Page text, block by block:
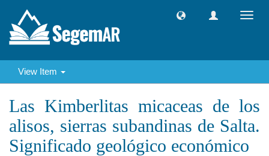
View Item
Las Kimberlitas micaceas de los
alisos, sierras subandinas de Salta.
Significado geológico económico